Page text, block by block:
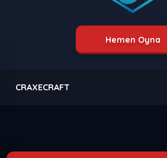
Hemen Oyna
CRAXECRAFT